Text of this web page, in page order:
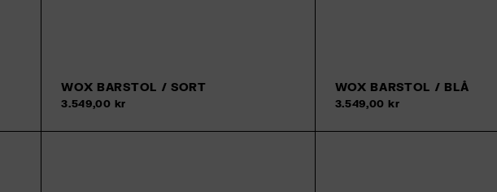
Tilføj til kurv
WOX BARSTOL / SORT
3.549,00 kr Tilføj til kurv
WOX BARSTOL / BLÅ
3.549,00 kr